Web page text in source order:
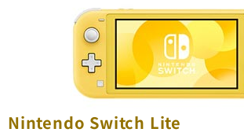
Nintendo Switch Lite